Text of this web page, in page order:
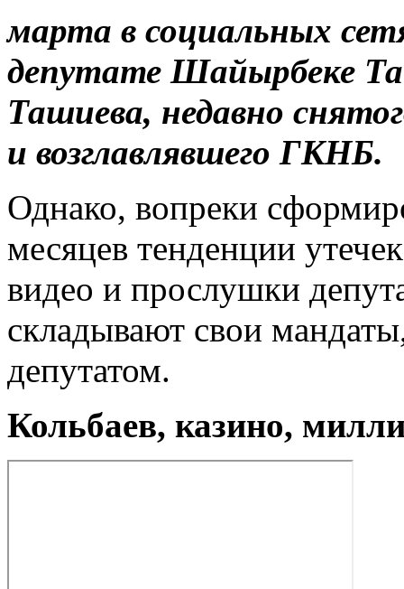
марта в социальных
депутате Шайырбеке
Ташиева, недавно
и возглавлявшего ГКНБ.
Однако, вопреки
месяцев тенденции
видео и прослушки
складывают свои
депутатом.
Кольбаев, казино,